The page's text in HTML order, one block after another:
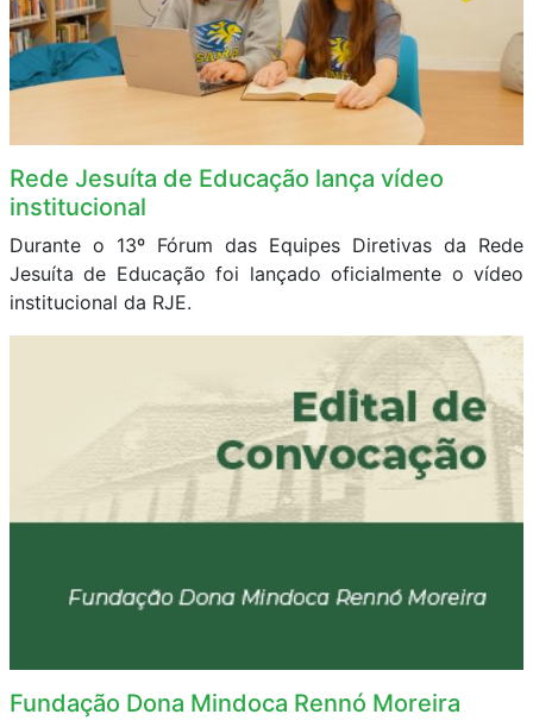
Rede Jesuíta de Educação lança vídeo
institucional
Durante o 13º Fórum das Equipes Diretivas da Rede
Jesuíta de Educação foi lançado oficialmente o vídeo
institucional da RJE.
Fundação Dona Mindoca Rennó Moreira